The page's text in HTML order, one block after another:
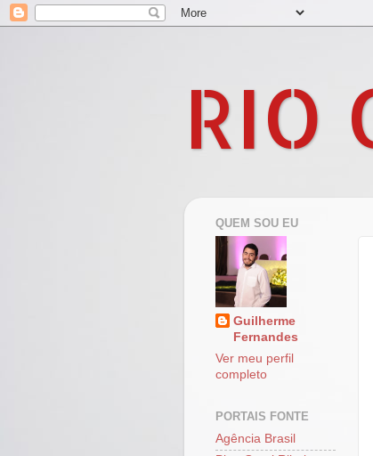
RIO
QUEM SOU EU
Guilherme
Fernandes
Ver meu perfil
completo
PORTAIS FONTE
Agência Brasil